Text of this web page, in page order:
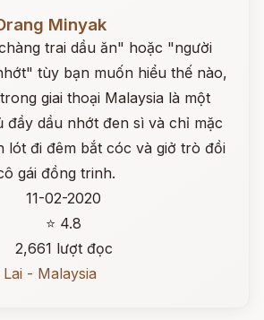
Minyak
trai dầu ăn" hoặc "người
tùy bạn muốn hiểu thế nào,
giai thoại Malaysia là một
đầy dầu nhớt đen sì và chỉ mặc
lót đi đêm bắt cóc và giở trò đồi
gái đồng trinh.
11-02-2020
⭐ 4.8
2,661 lượt đọc
- Malaysia